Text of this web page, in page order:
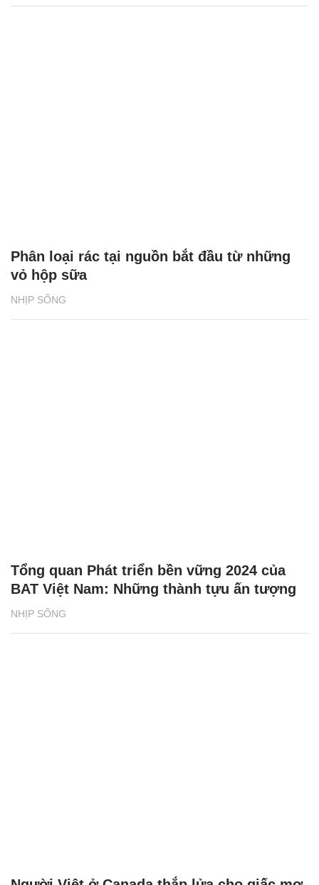
NHỊP SỐNG
Phân loại rác tại nguồn bắt đầu từ những
vỏ hộp sữa
NHỊP SỐNG
Tổng quan Phát triển bền vững 2024 của
BAT Việt Nam: Những thành tựu ấn tượng